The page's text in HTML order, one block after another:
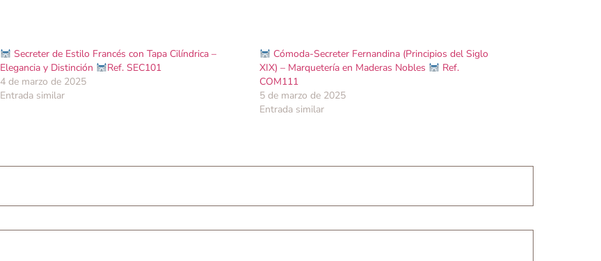
Secreter de Estilo Francés con Tapa Cilíndrica –
Elegancia y Distinción
Ref. SEC101
4 de marzo de 2025
Entrada similar
Cómoda-Secreter Fernandina (Principios del Siglo
XIX) – Marquetería en Maderas Nobles
Ref.
COM111
5 de marzo de 2025
Entrada similar